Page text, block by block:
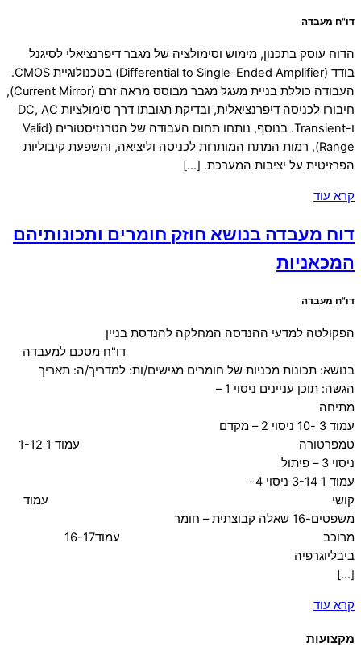
דו"ח מעבדה
הדוח עוסק בתכנון, מימוש וסימולציה של מגבר דיפרנציאלי לסיגנל
בודד (Differential to Single-Ended Amplifier) בטכנולוגיית CMOS.
העבודה כוללת בניית מעגל מגבר מבוסס מראה זרם (Current Mirror),
חיבורו לכניסה דיפרנציאלית, ובדיקת תגובתו דרך סימולציות DC, AC
ו-Transient. בנוסף, נותחו תחום העבודה של הטרנזיסטורים (Valid
Range), רמות המתח המותרות לכניסה וליציאה, והשפעת קיבוליות
הפרזיטית על יציבות המערכת. […]
קרא עוד
דוח מעבדה בנושא חוזק חומרים ותכונותיהם
המכאניות
דו"ח מעבדה
הפקולטה למדעי ההנדסה המחלקה להנדסת בניין
דו"ח מסכם למעבדה
בנושא: תכונות מכניות של חומרים מגישים/ות: למדריך/ה: תאריך
הגשה: תוכן עניינים ניסוי 1 –
מתיחה
עמוד 3 -10 ניסוי 2 – מקדם
טמפרטורה עמוד 1 1-12
ניסוי 3 – פיתול
עמוד 1 3-14 ניסוי 4–
קושי עמוד
משפטים-16 שאלה קבוצתית – חומר
מרוכב עמוד16-17
ביבליוגרפיה
[…]
קרא עוד
מקצועות